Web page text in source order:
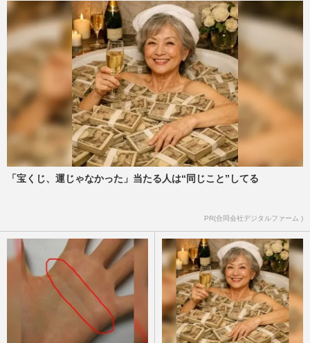
ハライチ岩井勇気、着用セーターを中傷さ
れて憤怒…相手はを“鍵垢”にするも「絶対
に特定する」と強気宣言
週刊女性PRIME 2025/12/9
有吉弘行が飲食店に激怒してSNS上で“特
定班”始動、危惧される店への個人攻撃と
見習うべき大先輩・北野武…
週刊女性PRIME
『有吉の夏休み』野呂佳代への“体型イジ
2025/9/8
「宝くじ、運じゃなかった」当たる人は“同じこと”してる
PR(合同会社デジタルファーム )